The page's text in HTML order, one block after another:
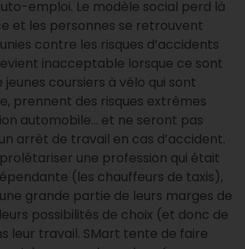
emploi. Le modèle social perd là
et les personnes se retrouvent
contre les risques d’accidents
inacceptable lorsque ce sont
coursiers à vélo qui sont
prennent des risques extrêmes
automobile… et ne seront pas
arrêt de travail en cas d’accident.
une profession qui était
(les chauffeurs de taxis),
grande partie de leurs marges de
possibilités de choix (et donc de
leur travail. SMart tente de faire